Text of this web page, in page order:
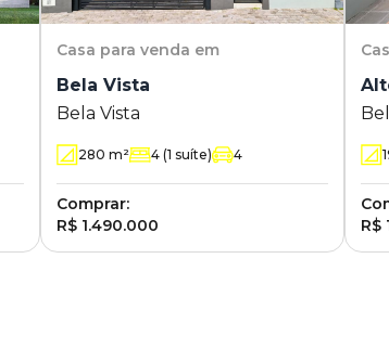
Casa para venda em
Bela Vista
Bela Vista
280 m² 4 (1 suíte) 4
Comprar:
R$ 1.490.000
R$